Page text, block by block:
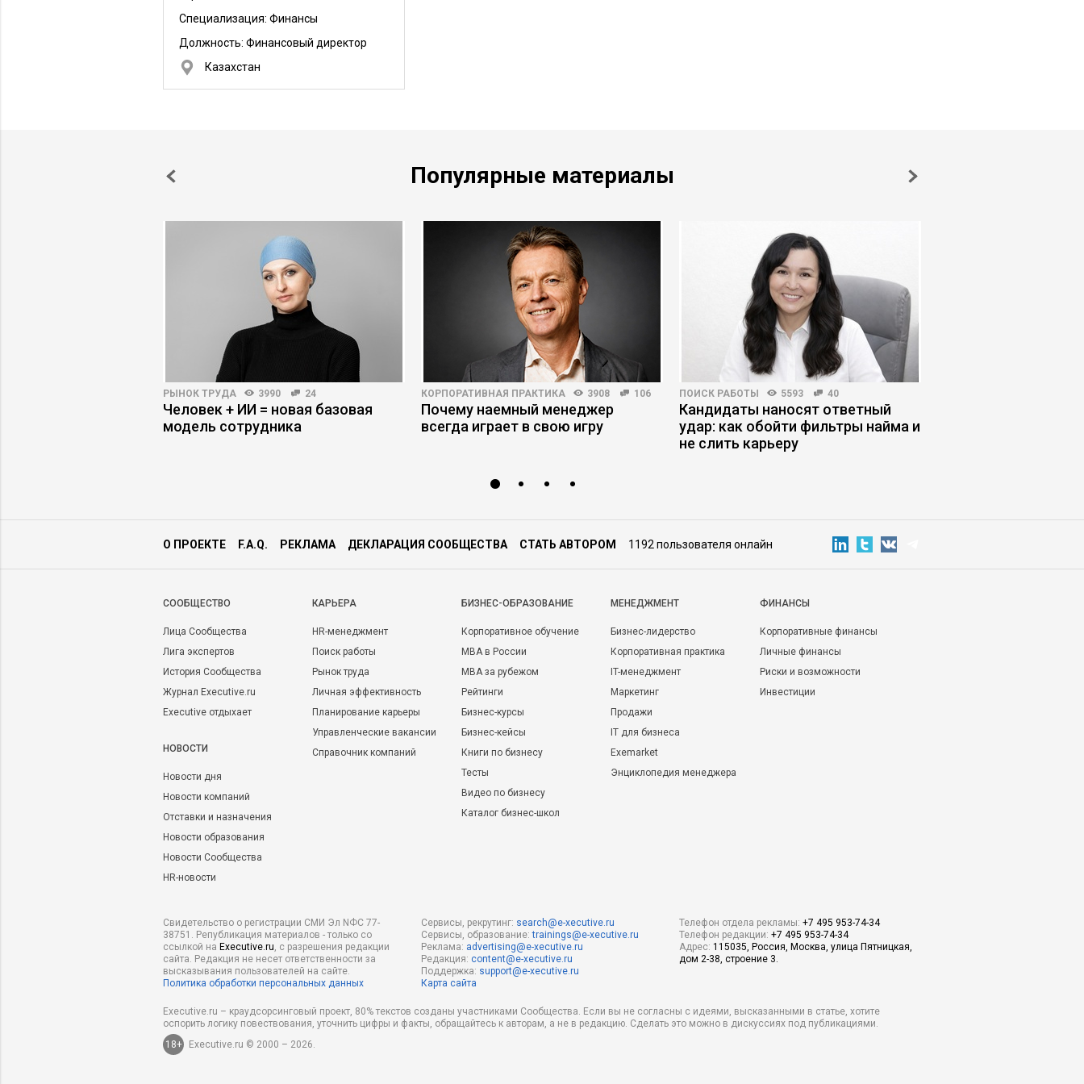
Специализация: Финансы
Должность: Финансовый директор
Казахстан
Популярные материалы
РЫНОК ТРУДА 3990 24
Человек + ИИ = новая базовая
модель сотрудника
КОРПОРАТИВНАЯ ПРАКТИКА 3908 106
Почему наемный менеджер
всегда играет в свою игру
ПОИСК РАБОТЫ 5593 40
Кандидаты наносят ответный
удар: как обойти фильтры найма и
не слить карьеру
О ПРОЕКТЕ F.A.Q. РЕКЛАМА ДЕКЛАРАЦИЯ СООБЩЕСТВА СТАТЬ АВТОРОМ 1192 пользователя онлайн
CООБЩЕСТВО
Лица Сообщества
Лига экспертов
История Сообщества
Журнал Executive.ru
Executive отдыхает
НОВОСТИ
Новости дня
Новости компаний
Отставки и назначения
Новости образования
Новости Сообщества
HR-новости
КАРЬЕРА
HR-менеджмент
Поиск работы
Рынок труда
Личная эффективность
Планирование карьеры
Управленческие вакансии
Справочник компаний
БИЗНЕС-ОБРАЗОВАНИЕ
Корпоративное обучение
MBA в России
MBA за рубежом
Рейтинги
Бизнес-курсы
Бизнес-кейсы
Книги по бизнесу
Тесты
Видео по бизнесу
Каталог бизнес-школ
МЕНЕДЖМЕНТ
Бизнес-лидерство
Корпоративная практика
IT-менеджмент
Маркетинг
Продажи
IT для бизнеса
Exemarket
Энциклопедия менеджера
ФИНАНСЫ
Корпоративные финансы
Личные финансы
Риски и возможности
Инвестиции
Свидетельство о регистрации СМИ Эл NФС 77-
38751. Републикация материалов - только со
ссылкой на Executive.ru, с разрешения редакции
сайта. Редакция не несет ответственности за
высказывания пользователей на сайте.
Политика обработки персональных данных
Сервисы, рекрутинг: search@e-xecutive.ru
Сервисы, образование:trainings@e-xecutive.ru
Реклама: advertising@e-xecutive.ru
Редакция: content@e-xecutive.ru
Поддержка: support@e-xecutive.ru
Карта сайта
Телефон отдела рекламы: +7 495 953-74-34
Телефон редакции: +7 495 953-74-34
Адрес: 115035, Россия, Москва, улица Пятницкая,
дом 2-38, строение 3.
Executive.ru – краудсорсинговый проект, 80% текстов созданы участниками Сообщества. Если вы не согласны с идеями, высказанными в статье, хотите
оспорить логику повествования, уточнить цифры и факты, обращайтесь к авторам, а не в редакцию. Сделать это можно в дискуссиях под публикациями.
18+
Executive.ru © 2000 – 2026.